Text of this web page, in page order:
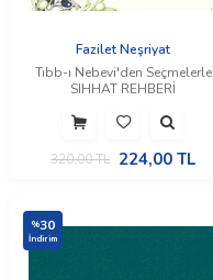
Fazilet Neşriyat
Tıbb-ı Nebevi'den Seçmelerle
SIHHAT REHBERİ
320,00TL 224,00 TL
%30
İndirim